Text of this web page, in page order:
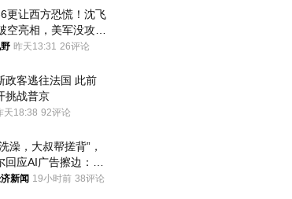
更让西方恐慌！沈飞
空亮相，美军没攻克
被拿下
昨天13:31 26评论
政客逃往法国 此前
挑战普京
天18:38 92评论
澡，大叔帮搓背”，
回应AI广告擦边：视
架，已强化内容管理
新闻 19小时前 38评论